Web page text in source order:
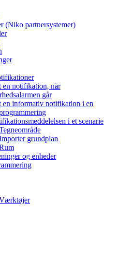
(Niko partnersystemer)
en notifikation, når
går
en informativ notifikation i en
i et scenarie
grundplan
og enheder